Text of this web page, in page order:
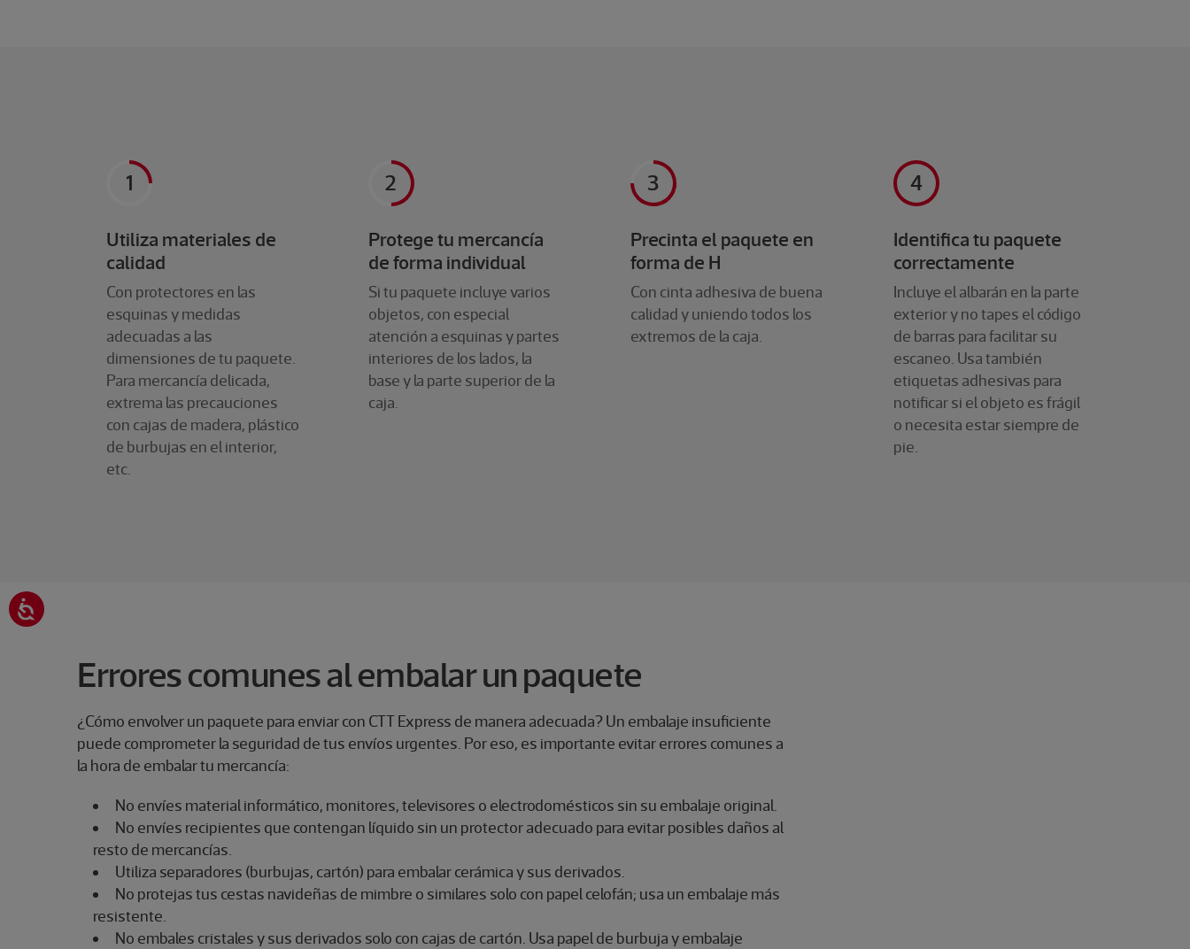
Utiliza materiales de
calidad
Con protectores en las
esquinas y medidas
adecuadas a las
dimensiones de tu paquete.
Para mercancía delicada,
extrema las precauciones
con cajas de madera, plástico
de burbujas en el interior,
etc.
Protege tu mercancía
de forma individual
Si tu paquete incluye varios
objetos, con especial
atención a esquinas y partes
interiores de los lados, la
base y la parte superior de la
caja.
Precinta el paquete en
forma de H
Con cinta adhesiva de buena
calidad y uniendo todos los
extremos de la caja.
Identifica tu paquete
correctamente
Incluye el albarán en la parte
exterior y no tapes el código
de barras para facilitar su
escaneo. Usa también
etiquetas adhesivas para
notificar si el objeto es frágil
o necesita estar siempre de
pie.
Errores comunes al embalar un paquete
¿Cómo envolver un paquete para enviar con CTT Express de manera adecuada? Un embalaje insuficiente
puede comprometer la seguridad de tus envíos urgentes. Por eso, es importante evitar errores comunes a
la hora de embalar tu mercancía:
No envíes material informático, monitores, televisores o electrodomésticos sin su embalaje original.
No envíes recipientes que contengan líquido sin un protector adecuado para evitar posibles daños al
resto de mercancías.
Utiliza separadores (burbujas, cartón) para embalar cerámica y sus derivados.
No protejas tus cestas navideñas de mimbre o similares solo con papel celofán; usa un embalaje más
resistente.
No embales cristales y sus derivados solo con cajas de cartón. Usa papel de burbuja y embalaje